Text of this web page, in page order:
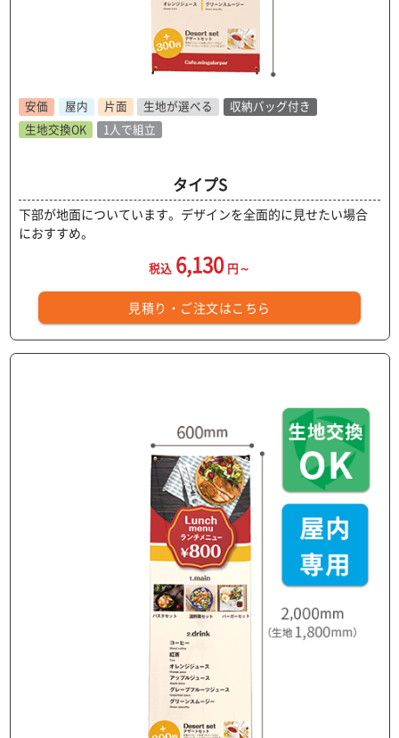
安価 屋内 片面 生地が選べる
収納バッグ付き
生地交換OK
1人で組立
タイプS
下部が地面についています。デザインを全面的に見せたい場合
におすすめ。
税込 6,130 円～
見積り・ご注文はこちら